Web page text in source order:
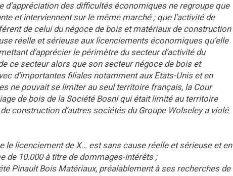
d’appréciation des difficultés économiques ne regroupe que
et interviennent sur le même marché ; que l’activité de
de celui du négoce de bois et matériaux de construction
réelle et sérieuse aux licenciements économiques qu’elle
d’apprécier le périmètre du secteur d’activité du
ce secteur alors que son secteur négoce de bois et
d’importantes filiales notamment aux Etats-Unis et en
ne pouvait se limiter au seul territoire français, la Cour
de bois de la Société Bosni qui était limité au territoire
construction d’autres sociétés du Groupe Wolseley a violé
le licenciement de X… est sans cause réelle et sérieuse et en
de 10.000 à titre de dommages-intérêts ;
Pinault Bois Matériaux, préalablement à ses recherches de